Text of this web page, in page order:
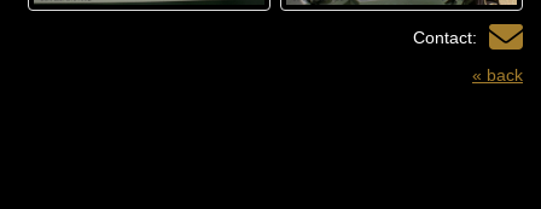
Contact:
« back